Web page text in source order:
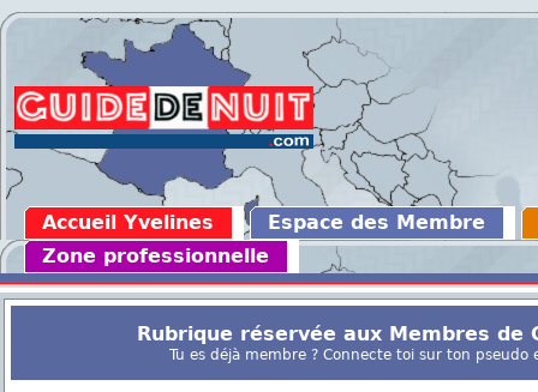
Accueil Yvelines
Espace des Membre
Zone professionnelle
Rubrique réservée aux Membres de
Tu es déjà membre ? Connecte toi sur ton pseudo